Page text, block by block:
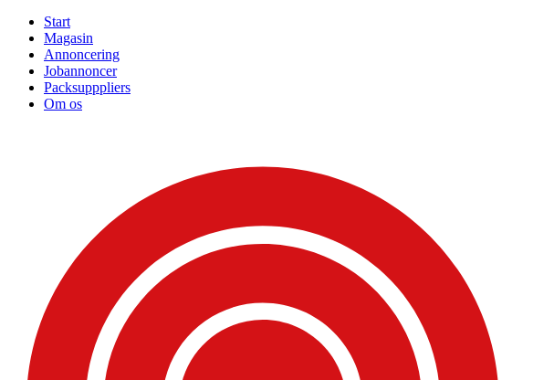
Start
Magasin
Annoncering
Jobannoncer
Packsupppliers
Om os